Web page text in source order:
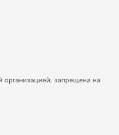
организацией, запрещена на